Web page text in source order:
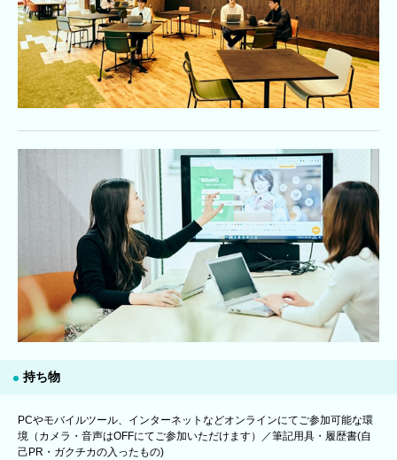
持ち物
PCやモバイルツール、インターネットなどオンラインにてご参加可能な環
境（カメラ・音声はOFFにてご参加いただけます）／筆記用具・履歴書(自
己PR・ガクチカの入ったもの)